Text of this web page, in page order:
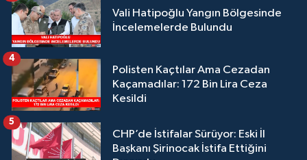
Vali Hatipoğlu Yangın Bölgesinde
İncelemelerde Bulundu
Polisten Kaçtılar Ama Cezadan
Kaçamadılar: 172 Bin Lira Ceza
Kesildi
4
CHP’de İstifalar Sürüyor: Eski İl
Başkanı Şirinocak İstifa Ettiğini
5